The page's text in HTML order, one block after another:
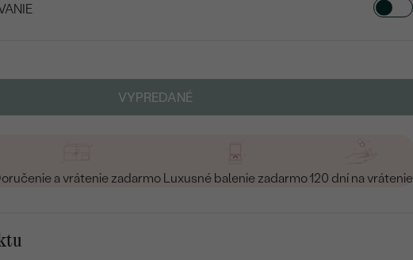
VYPREDANÉ
a vrátenie zadarmo Luxusné balenie zadarmo120 dní na vrátenie